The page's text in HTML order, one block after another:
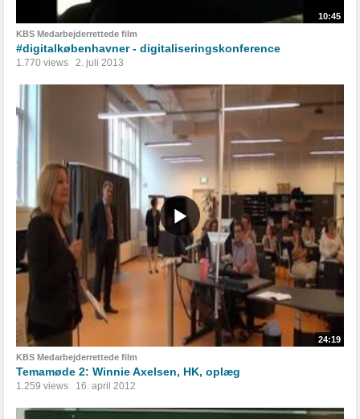
10:45
KBS Medarbejderrettede film
#digitalkøbenhavner - digitaliseringskonference
1.770 views 2. juli 2013
24:19
KBS Medarbejderrettede film
Temamøde 2: Winnie Axelsen, HK, oplæg
1.259 views 16. april 2012